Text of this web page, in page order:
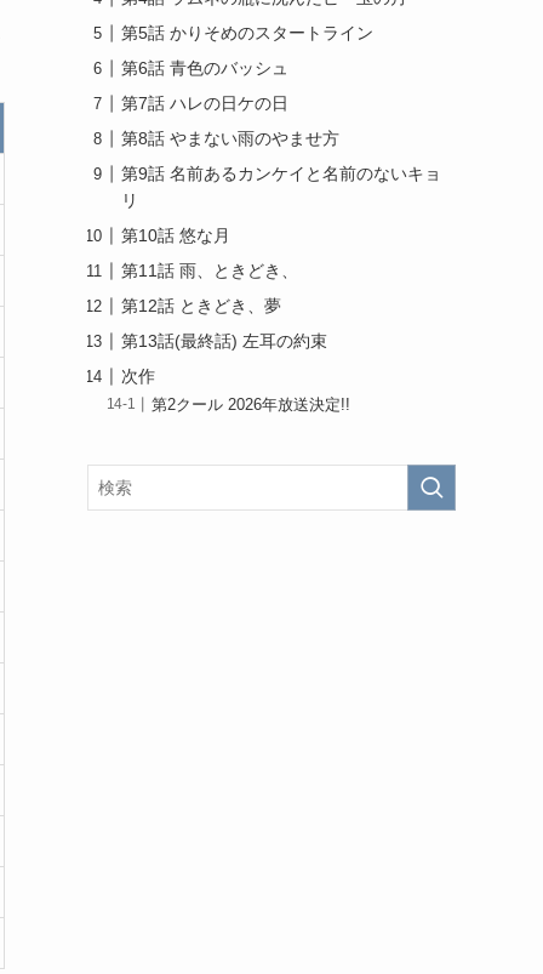
第5話 かりそめのスタートライン
第6話 青色のバッシュ
第7話 ハレの日ケの日
第8話 やまない雨のやませ方
第9話 名前あるカンケイと名前のないキョ
リ
第10話 悠な月
第11話 雨、ときどき、
第12話 ときどき、夢
第13話(最終話) 左耳の約束
次作
第2クール 2026年放送決定!!